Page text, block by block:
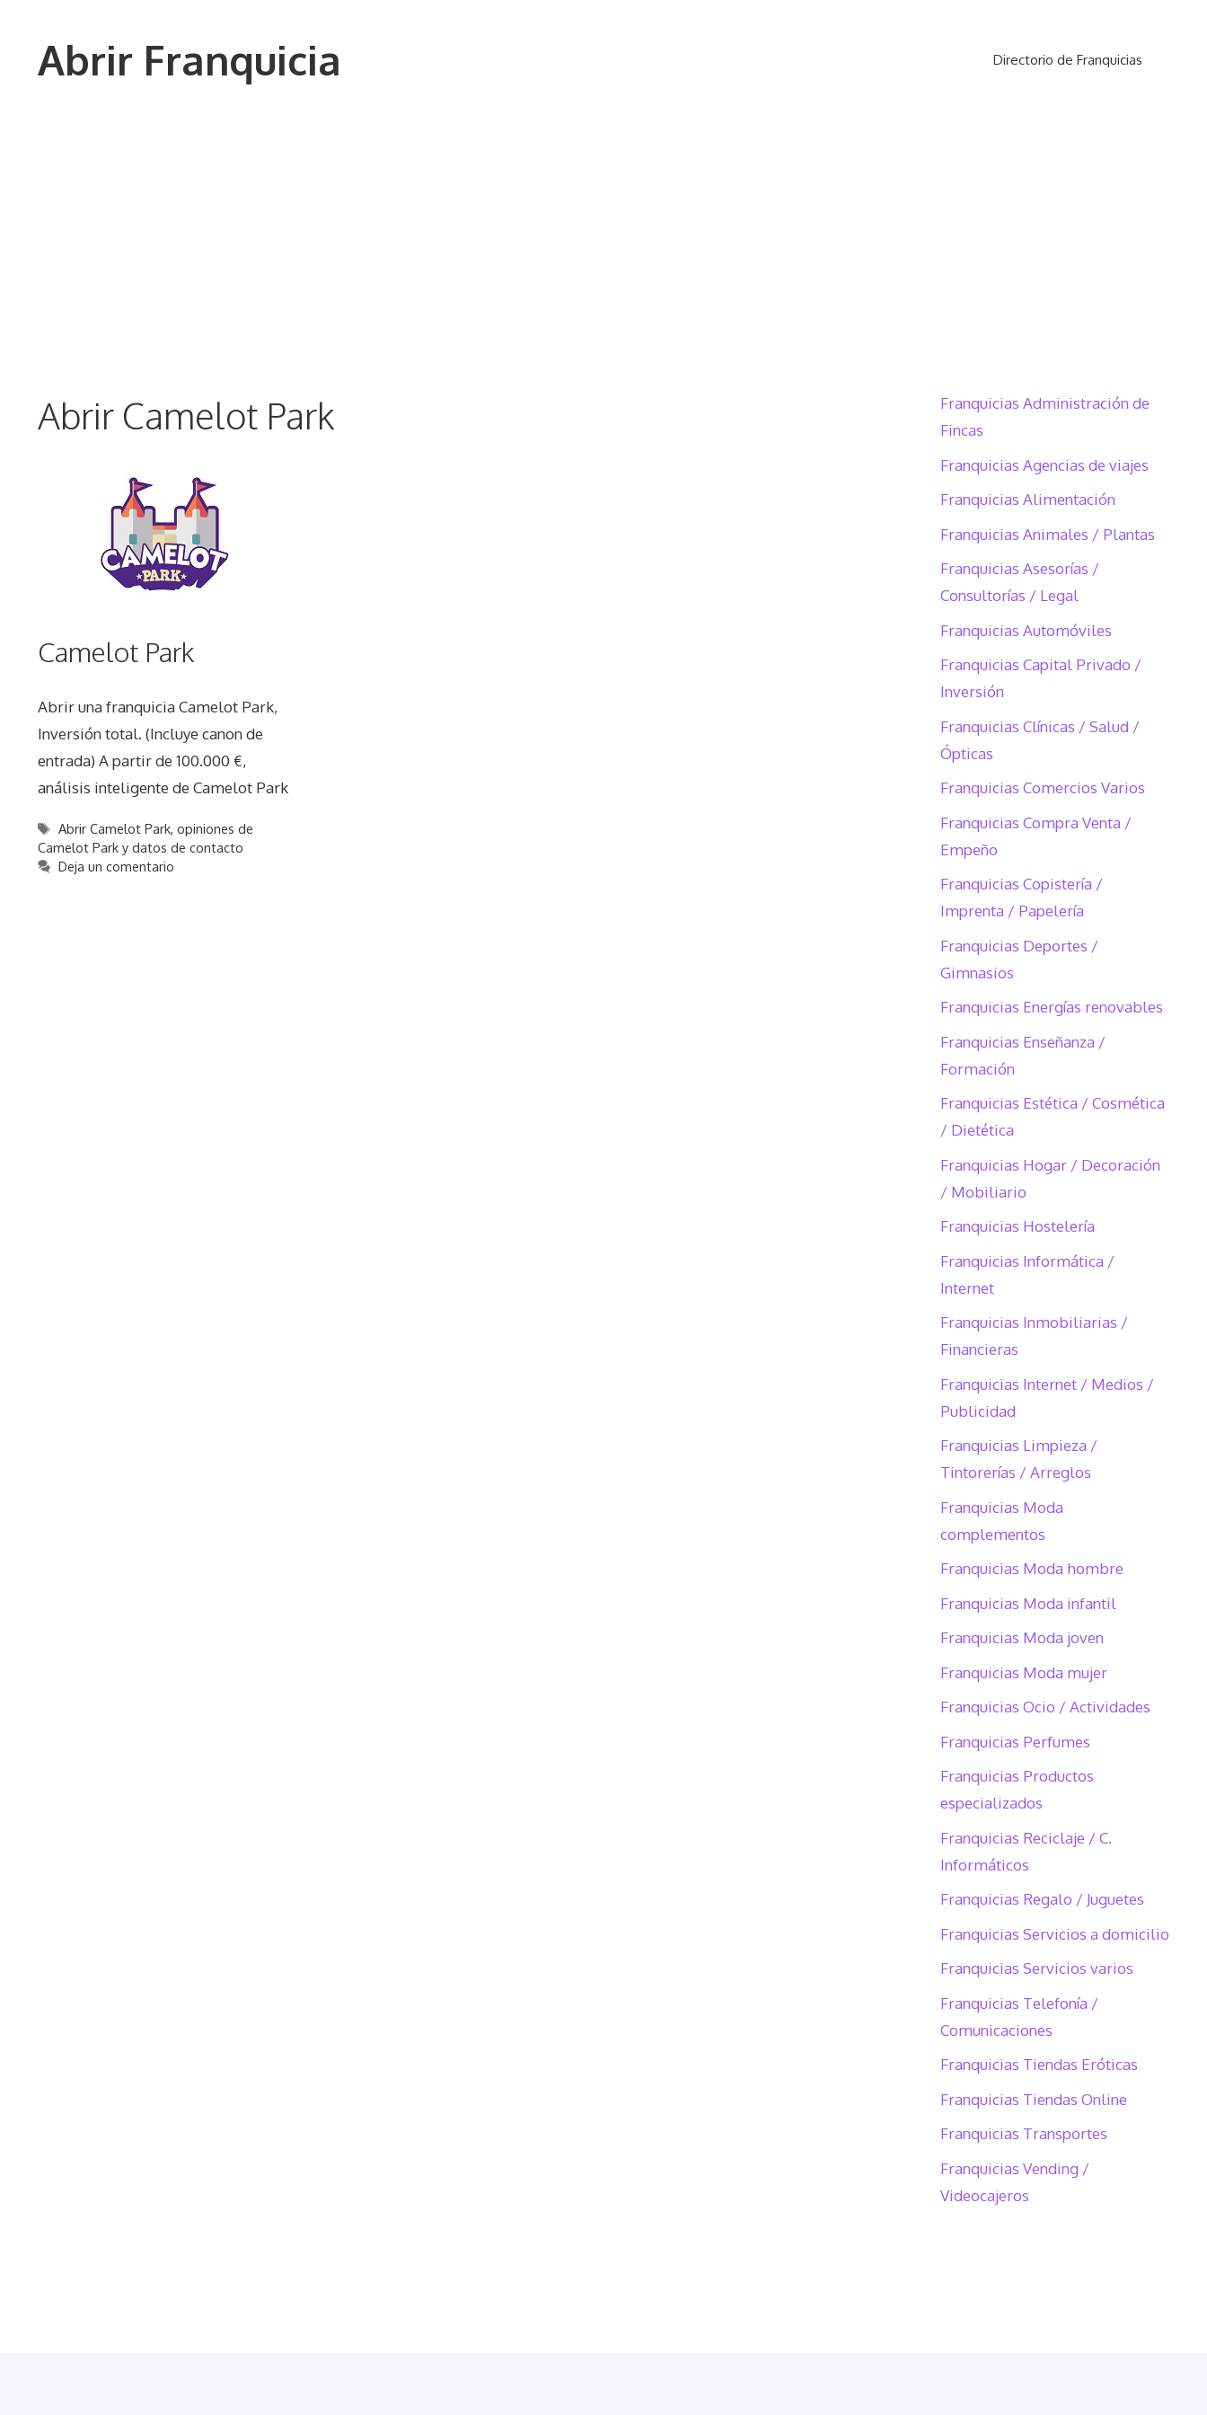
contenidoAbrir Franquicia Directorio de Franquicias
Abrir Camelot Park
Camelot Park
Abrir una franquicia Camelot Park,
Inversión total. (Incluye canon de
entrada) A partir de 100.000 €,
análisis inteligente de Camelot Park
Etiquetas
Abrir Camelot Park,opiniones de
Camelot Park y datos de contacto
Deja un comentario
Franquicias Administración de
Fincas
Franquicias Agencias de viajes
Franquicias Alimentación
Franquicias Animales / Plantas
Franquicias Asesorías /
Consultorías / Legal
Franquicias Automóviles
Franquicias Capital Privado /
Inversión
Franquicias Clínicas / Salud /
Ópticas
Franquicias Comercios Varios
Franquicias Compra Venta /
Empeño
Franquicias Copistería /
Imprenta / Papelería
Franquicias Deportes /
Gimnasios
Franquicias Energías renovables
Franquicias Enseñanza /
Formación
Franquicias Estética / Cosmética
/ Dietética
Franquicias Hogar / Decoración
/ Mobiliario
Franquicias Hostelería
Franquicias Informática /
Internet
Franquicias Inmobiliarias /
Financieras
Franquicias Internet / Medios /
Publicidad
Franquicias Limpieza /
Tintorerías / Arreglos
Franquicias Moda
complementos
Franquicias Moda hombre
Franquicias Moda infantil
Franquicias Moda joven
Franquicias Moda mujer
Franquicias Ocio / Actividades
Franquicias Perfumes
Franquicias Productos
especializados
Franquicias Reciclaje / C.
Informáticos
Franquicias Regalo / Juguetes
Franquicias Servicios a domicilio
Franquicias Servicios varios
Franquicias Telefonía /
Comunicaciones
Franquicias Tiendas Eróticas
Franquicias Tiendas Online
Franquicias Transportes
Franquicias Vending /
Videocajeros